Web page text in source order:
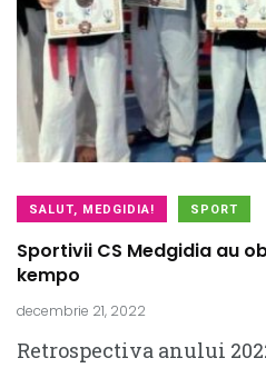
SALUT, MEDGIDIA! SPORT
Sportivii CS Medgidia au
kempo
decembrie 21, 2022
Retrospectiva anului